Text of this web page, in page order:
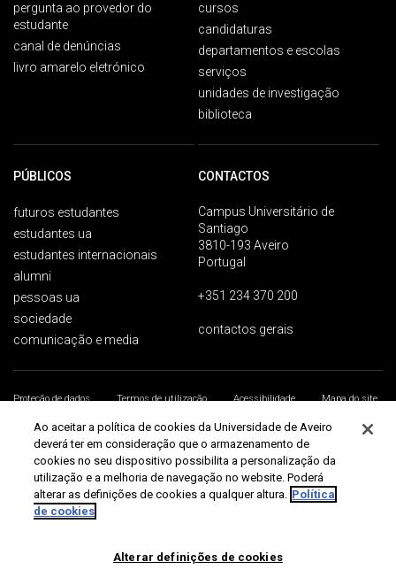
pergunta ao provedor do
estudante
canal de denúncias
livro amarelo eletrónico
cursos
candidaturas
departamentos e escolas
serviços
unidades de investigação
biblioteca
PÚBLICOS
futuros estudantes
estudantes ua
estudantes internacionais
alumni
pessoas ua
sociedade
comunicação e media
CONTACTOS
Campus Universitário de
Santiago
3810-193 Aveiro
Portugal
+351 234 370 200
contactos gerais
Proteção de dados Termos de utilização Acessibilidade
Mapa do site
Universidade de Aveiro 2026
Ao aceitar a política de cookies da Universidade de Aveiro
deverá ter em consideração que o armazenamento de
cookies no seu dispositivo possibilita a personalização da
utilização e a melhoria de navegação no website. Poderá
alterar as definições de cookies a qualquer altura. Política
de cookies
Alterar definições de cookies